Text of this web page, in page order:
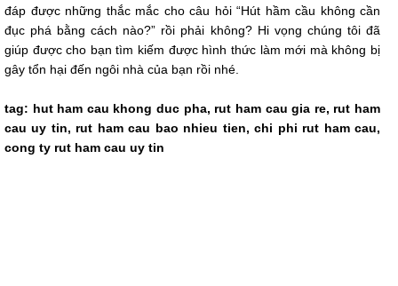
đáp được những thắc mắc cho câu hỏi “Hút hầm cầu không cần
đục phá bằng cách nào?” rồi phải không? Hi vọng chúng tôi đã
giúp được cho bạn tìm kiếm được hình thức làm mới mà không bị
gây tổn hại đến ngôi nhà của bạn rồi nhé.
tag: hut ham cau khong duc pha, rut ham cau gia re, rut ham
cau uy tin, rut ham cau bao nhieu tien, chi phi rut ham cau,
cong ty rut ham cau uy tin